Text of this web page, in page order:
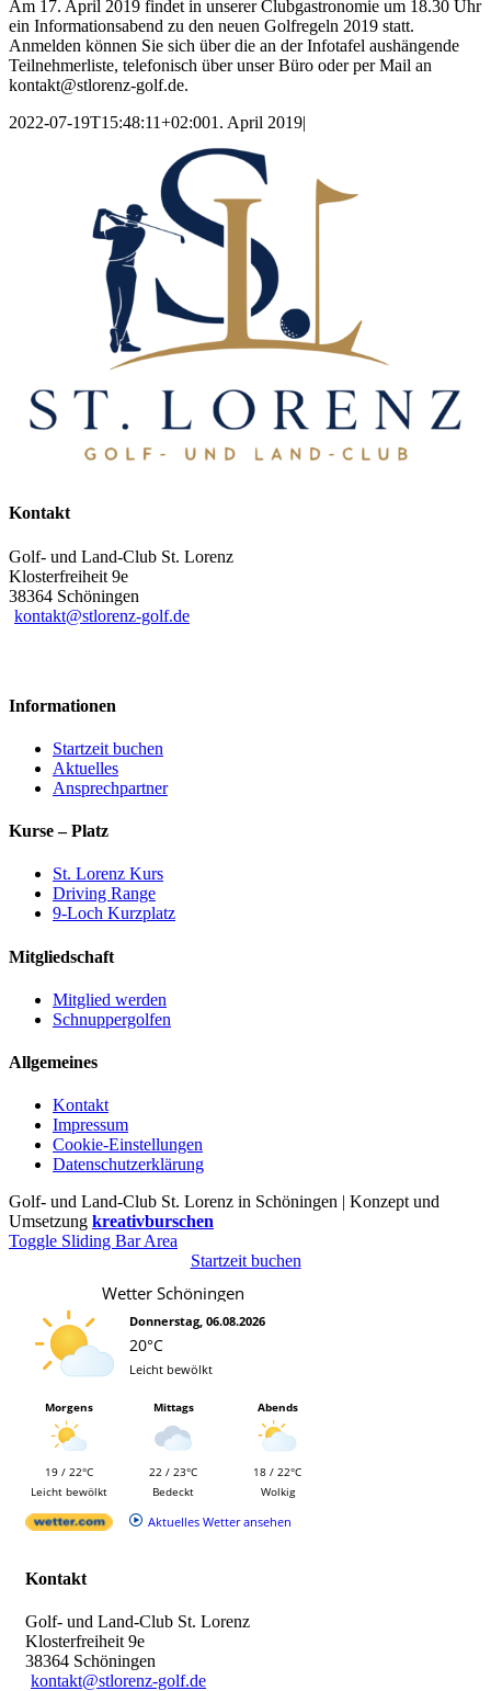
Am 17. April 2019 findet in unserer Clubgastronomie um 18.30 Uhr
ein Informationsabend zu den neuen Golfregeln 2019 statt.
Anmelden können Sie sich über die an der Infotafel aushängende
Teilnehmerliste, telefonisch über unser Büro oder per Mail an
kontakt@stlorenz-golf.de.
2022-07-19T15:48:11+02:001. April 2019|
Kontakt
Golf- und Land-Club St. Lorenz
Klosterfreiheit 9e
38364 Schöningen
kontakt@stlorenz-golf.de
Informationen
Startzeit buchen
Aktuelles
Ansprechpartner
Kurse – Platz
St. Lorenz Kurs
Driving Range
9-Loch Kurzplatz
Mitgliedschaft
Mitglied werden
Schnuppergolfen
Allgemeines
Kontakt
Impressum
Cookie-Einstellungen
Datenschutzerklärung
Golf- und Land-Club St. Lorenz in Schöningen | Konzept und
Umsetzung kreativburschen
Toggle Sliding Bar Area
Startzeit buchen
Wetter Schöningen
Donnerstag, 06.08.2026
20°C
Leicht bewölkt
Morgens
19 / 22°C
Leicht bewölkt
Mittags
22 / 23°C
Bedeckt
Abends
18 / 22°C
Wolkig
Aktuelles Wetter ansehen
Kontakt
Golf- und Land-Club St. Lorenz
Klosterfreiheit 9e
38364 Schöningen
kontakt@stlorenz-golf.de